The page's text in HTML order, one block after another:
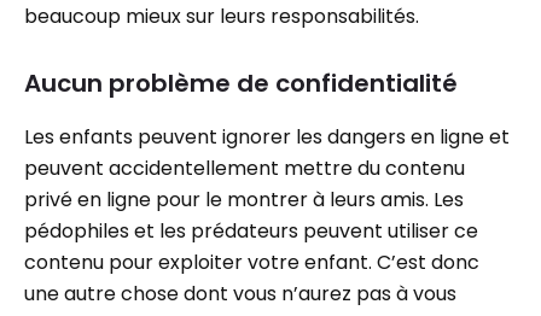
beaucoup mieux sur leurs responsabilités.
Aucun problème de confidentialité
Les enfants peuvent ignorer les dangers en ligne et
peuvent accidentellement mettre du contenu
privé en ligne pour le montrer à leurs amis. Les
pédophiles et les prédateurs peuvent utiliser ce
contenu pour exploiter votre enfant. C’est donc
une autre chose dont vous n’aurez pas à vous